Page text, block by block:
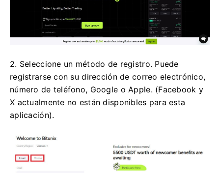
2. Seleccione un método de registro. Puede
registrarse con su dirección de correo electrónico,
número de teléfono, Google o Apple. (Facebook y
X actualmente no están disponibles para esta
aplicación).